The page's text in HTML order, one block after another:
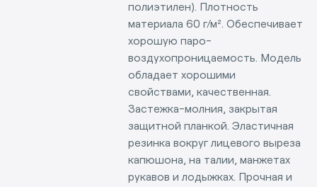
полиэтилен). Плотность
материала 60 г/м². Обеспечивает
хорошую паро-
воздухопроницаемость. Модель
обладает хорошими
свойствами, качественная.
Застежка-молния, закрытая
защитной планкой. Эластичная
резинка вокруг лицевого выреза
капюшона, на талии, манжетах
рукавов и лодыжках. Прочная и